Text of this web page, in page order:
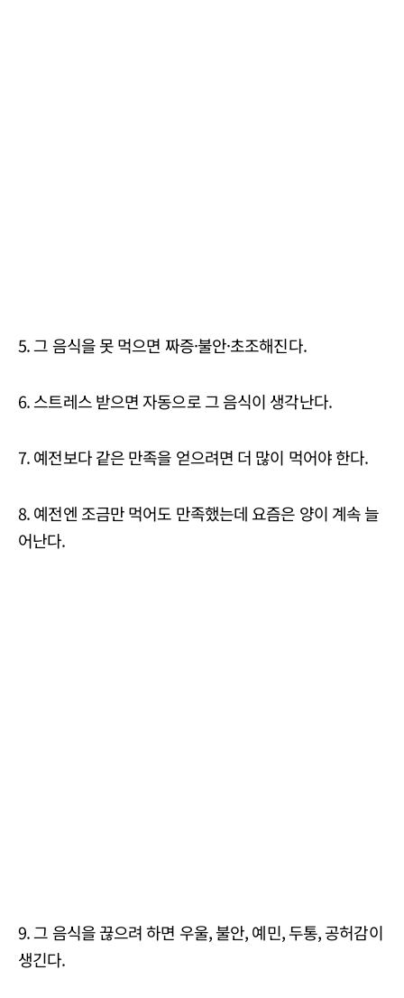
5. 그 음식을 못 먹으면 짜증·불안·초조해진다.
6. 스트레스 받으면 자동으로 그 음식이 생각난다.
7. 예전보다 같은 만족을 얻으려면 더 많이 먹어야 한다.
8. 예전엔 조금만 먹어도 만족했는데 요즘은 양이 계속 늘
어난다.
9. 그 음식을 끊으려 하면 우울, 불안, 예민, 두통, 공허감이
생긴다.